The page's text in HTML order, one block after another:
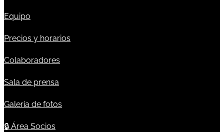
Equipo
Precios y horarios
Colaboradores
Sala de prensa
Galería de fotos
🔒 Área Socios